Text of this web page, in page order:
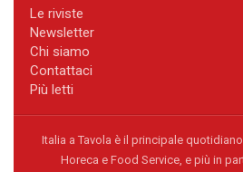
Le riviste
Newsletter
Chi siamo
Contattaci
Più letti
Italia a Tavola è il principale
Horeca e Food Service, e più in